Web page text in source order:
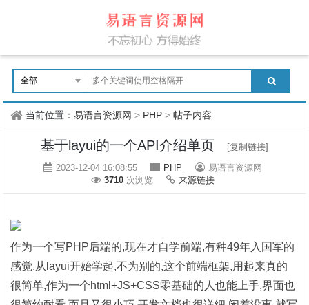
当前位置：易语言资源网 > PHP >帖子内容
基于layui的一个API介绍单页
[复制链接]
2023-12-04 16:08:55
PHP
易语言资源网
3710 次浏览 来源链接
作为一个写PHP后端的,现在才自学前端,有种49年入国军的
感觉,从layui开始学起,不为别的,这个前端框架,用起来真的
很简单,作为一个html+JS+CSS零基础的人也能上手,界面也